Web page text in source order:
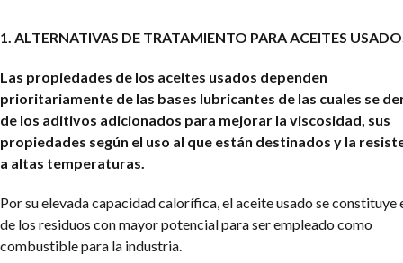
Buscador de Legislación
Matriz Premium
Matriz Profesional
1. ALTERNATIVAS DE TRATAMIENTO PARA ACEITES
Las propiedades de los aceites usados dependen
prioritariamente de las bases lubricantes de las cuales se
de los aditivos adicionados para mejorar la viscosidad, sus
propiedades según el uso al que están destinados y la
a altas temperaturas.
Por su elevada capacidad calorífica, el aceite usado se constituye
de los residuos con mayor potencial para ser empleado como
combustible para la industria.